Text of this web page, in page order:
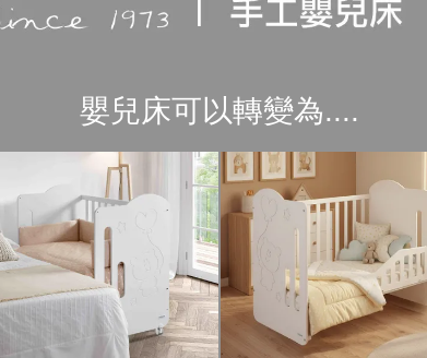
嬰兒床可以轉變為....